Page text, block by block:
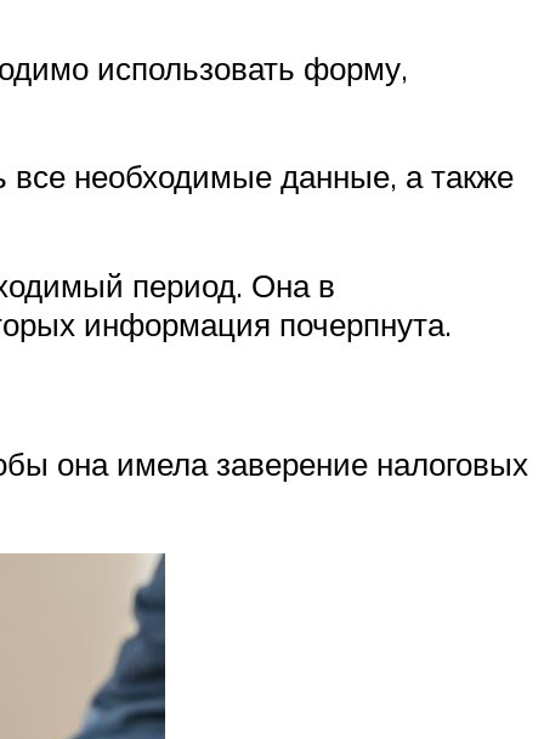
использовать форму,
необходимые данные, а также
период. Она в
информация почерпнута.
она имела заверение налоговых